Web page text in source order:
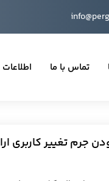
تماس با ما
جرم تغییر کاربری